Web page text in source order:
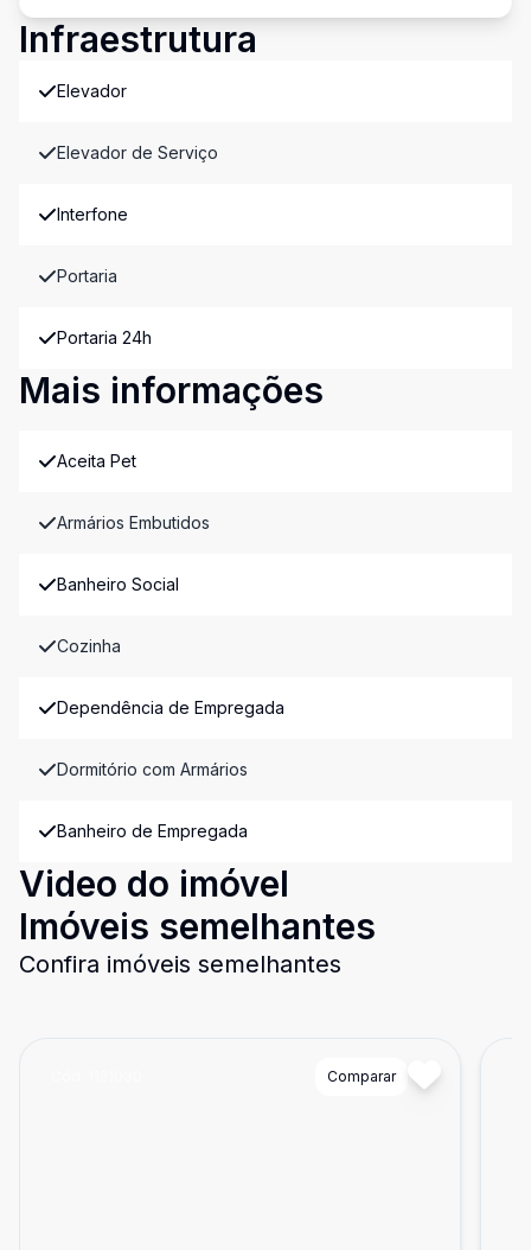
Infraestrutura
Elevador
Elevador de Serviço
Interfone
Portaria
Portaria 24h
Mais informações
Aceita Pet
Armários Embutidos
Banheiro Social
Cozinha
Dependência de Empregada
Dormitório com Armários
Banheiro de Empregada
Video do imóvel
Imóveis semelhantes
Confira imóveis semelhantes
Comparar